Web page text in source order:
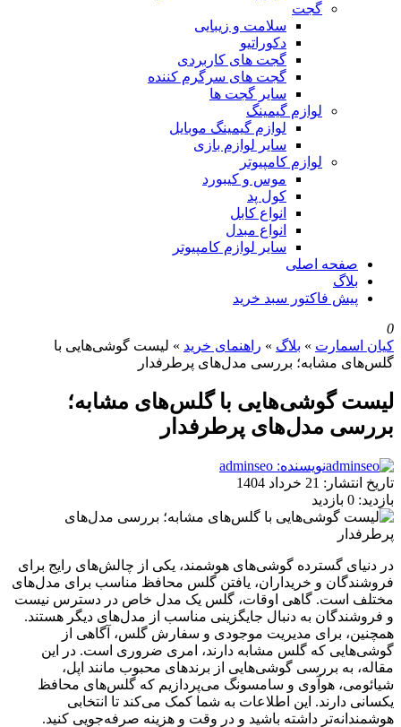
گجت
سلامت و زیبایی
دکوراتیو
گجت های کاربردی
گجت های سرگرم کننده
سایر گجت ها
لوازم گیمینگ
لوازم گیمینگ موبایل
سایر لوازم بازی
لوازم کامپیوتر
موس و کیبورد
کول پد
انواع کابل
انواع مبدل
سایر لوازم کامپیوتر
صفحه اصلی
بلاگ
پیش فاکتور سبد خرید
0
کیان اسمارت » بلاگ » راهنمای خرید » لیست گوشی‌هایی با
گلس‌های مشابه؛ بررسی مدل‌های پرطرفدار
لیست گوشی‌هایی با گلس‌های مشابه؛
بررسی مدل‌های پرطرفدار
نویسنده: adminseo
تاریخ انتشار: 21 خرداد 1404
بازدید: 0 بازدید
در دنیای گسترده گوشی‌های هوشمند، یکی از چالش‌های رایج برای
فروشندگان و خریداران، یافتن گلس محافظ مناسب برای مدل‌های
مختلف است. گاهی اوقات، گلس یک مدل خاص در دسترس نیست
و فروشندگان به دنبال جایگزینی مناسب از مدل‌های دیگر هستند.
همچنین، برای مدیریت موجودی و سفارش گلس، آگاهی از
گوشی‌هایی که گلس مشابه دارند، امری ضروری است. در این
مقاله، به بررسی گوشی‌هایی از برندهای محبوب مانند اپل،
شیائومی، هوآوی و سامسونگ می‌پردازیم که گلس‌های محافظ
یکسانی دارند. این اطلاعات به شما کمک می‌کند تا انتخابی
هوشمندانه‌تر داشته باشید و در وقت و هزینه صرفه‌جویی کنید.